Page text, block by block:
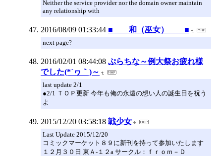
Neither the service provider nor the domain owner maintain
any relationship with
2016/08/09 01:33:44 ■ 和（巫女） ■
next page?
2016/02/01 08:44:08 ぷらちな～例大祭お疲れ様
でした(*´ヮ｀)～
last update 2/1
●2/1 ＴＯＰ更新 今年も俺の永遠の想い人の誕生日を祝う
よ
2015/12/20 03:58:18 戦少女
Last Update 2015/12/20
コミックマーケット８９に新刊を持って参加いたします
１２月３０日 東Ａ-１２a サークル：ｆｒｏｍ－Ｄ